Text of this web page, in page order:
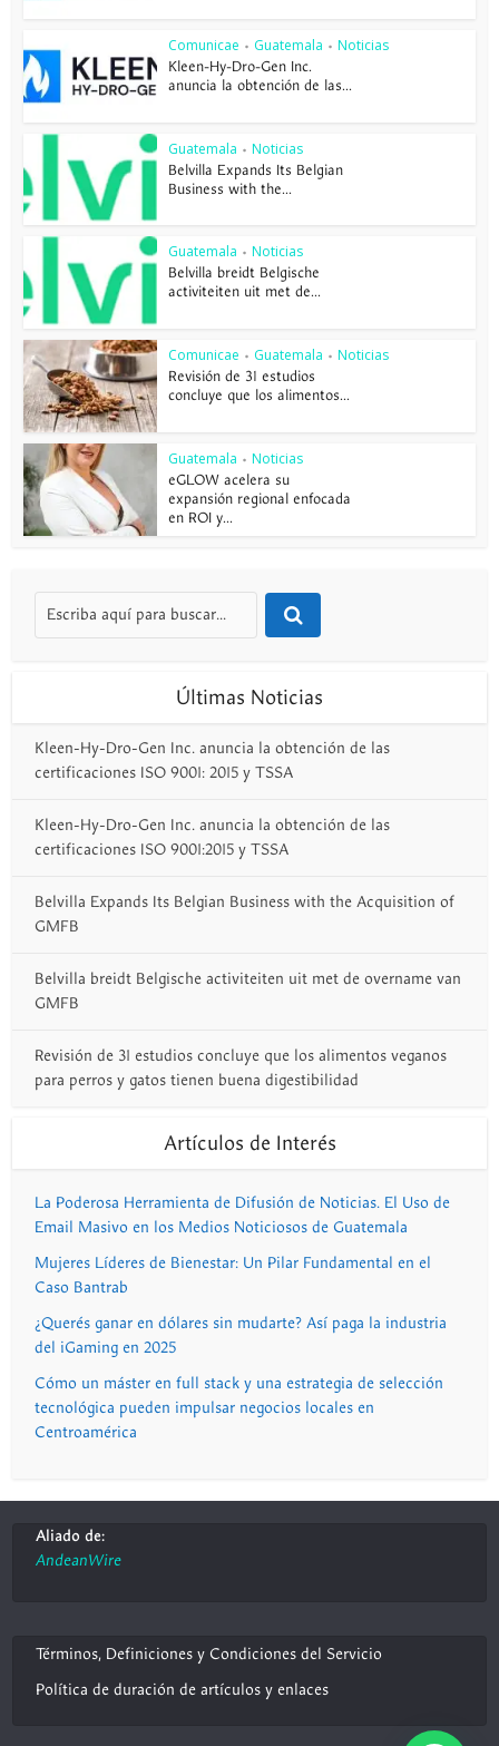
Comunicae • Guatemala • Noticias
Kleen-Hy-Dro-Gen Inc.
anuncia la obtención de las...
Guatemala • Noticias
Belvilla Expands Its Belgian
Business with the...
Guatemala • Noticias
Belvilla breidt Belgische
activiteiten uit met de...
Comunicae • Guatemala • Noticias
Revisión de 31 estudios
concluye que los alimentos...
Guatemala • Noticias
eGLOW acelera su
expansión regional enfocada
en ROI y...
Últimas Noticias
Kleen-Hy-Dro-Gen Inc. anuncia la obtención de las
certificaciones ISO 9001: 2015 y TSSA
Kleen-Hy-Dro-Gen Inc. anuncia la obtención de las
certificaciones ISO 9001:2015 y TSSA
Belvilla Expands Its Belgian Business with the Acquisition of
GMFB
Belvilla breidt Belgische activiteiten uit met de overname van
GMFB
Revisión de 31 estudios concluye que los alimentos veganos
para perros y gatos tienen buena digestibilidad
Artículos de Interés
La Poderosa Herramienta de Difusión de Noticias. El Uso de
Email Masivo en los Medios Noticiosos de Guatemala
Mujeres Líderes de Bienestar: Un Pilar Fundamental en el
Caso Bantrab
¿Querés ganar en dólares sin mudarte? Así paga la industria
del iGaming en 2025
Cómo un máster en full stack y una estrategia de selección
tecnológica pueden impulsar negocios locales en
Centroamérica
Aliado de:
AndeanWire
Términos, Definiciones y Condiciones del Servicio
Política de duración de artículos y enlaces